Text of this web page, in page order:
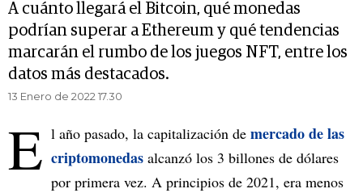
A cuánto llegará el Bitcoin, qué monedas
podrían superar a Ethereum y qué tendencias
marcarán el rumbo de los juegos NFT, entre los
datos más destacados.
13 Enero de 2022 17.30
E l año pasado, la capitalización de mercado de las
criptomonedas alcanzó los 3 billones de dólares
por primera vez. A principios de 2021, era menos